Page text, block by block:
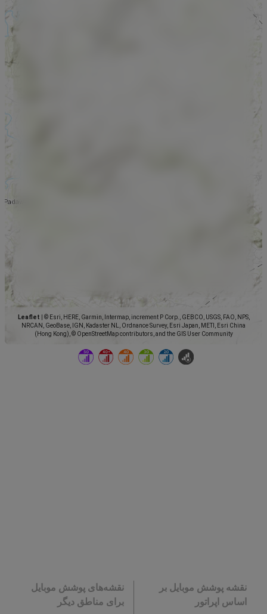
Leaflet
© Esri, HERE, Garmin, Intermap, increment P Corp., GEBCO, USGS, FAO, NPS,
NRCAN, GeoBase, IGN, Kadaster NL, Ordnance Survey, Esri Japan, METI, Esri China
(Hong Kong), © OpenStreetMap contributors, and the GIS User Community
نقشه پوشش موبایل بر
اساس اپراتور
نقشه‌های پوشش موبایل
برای مناطق دیگر